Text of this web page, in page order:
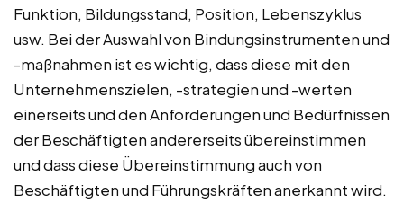
Funktion, Bildungsstand, Position, Lebenszyklus
usw. Bei der Auswahl von Bindungsinstrumenten und
-maßnahmen ist es wichtig, dass diese mit den
Unternehmenszielen, -strategien und -werten
einerseits und den Anforderungen und Bedürfnissen
der Beschäftigten andererseits übereinstimmen
und dass diese Übereinstimmung auch von
Beschäftigten und Führungskräften anerkannt wird.